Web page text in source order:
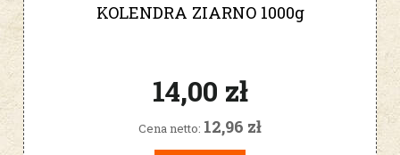
KOLENDRA ZIARNO 1000g
14,00 zł
Cena netto: 12,96 zł